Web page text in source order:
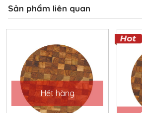
Sản phẩm liên quan
Hết hàng